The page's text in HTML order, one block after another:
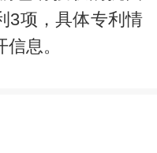
3项，具体专利情
息。